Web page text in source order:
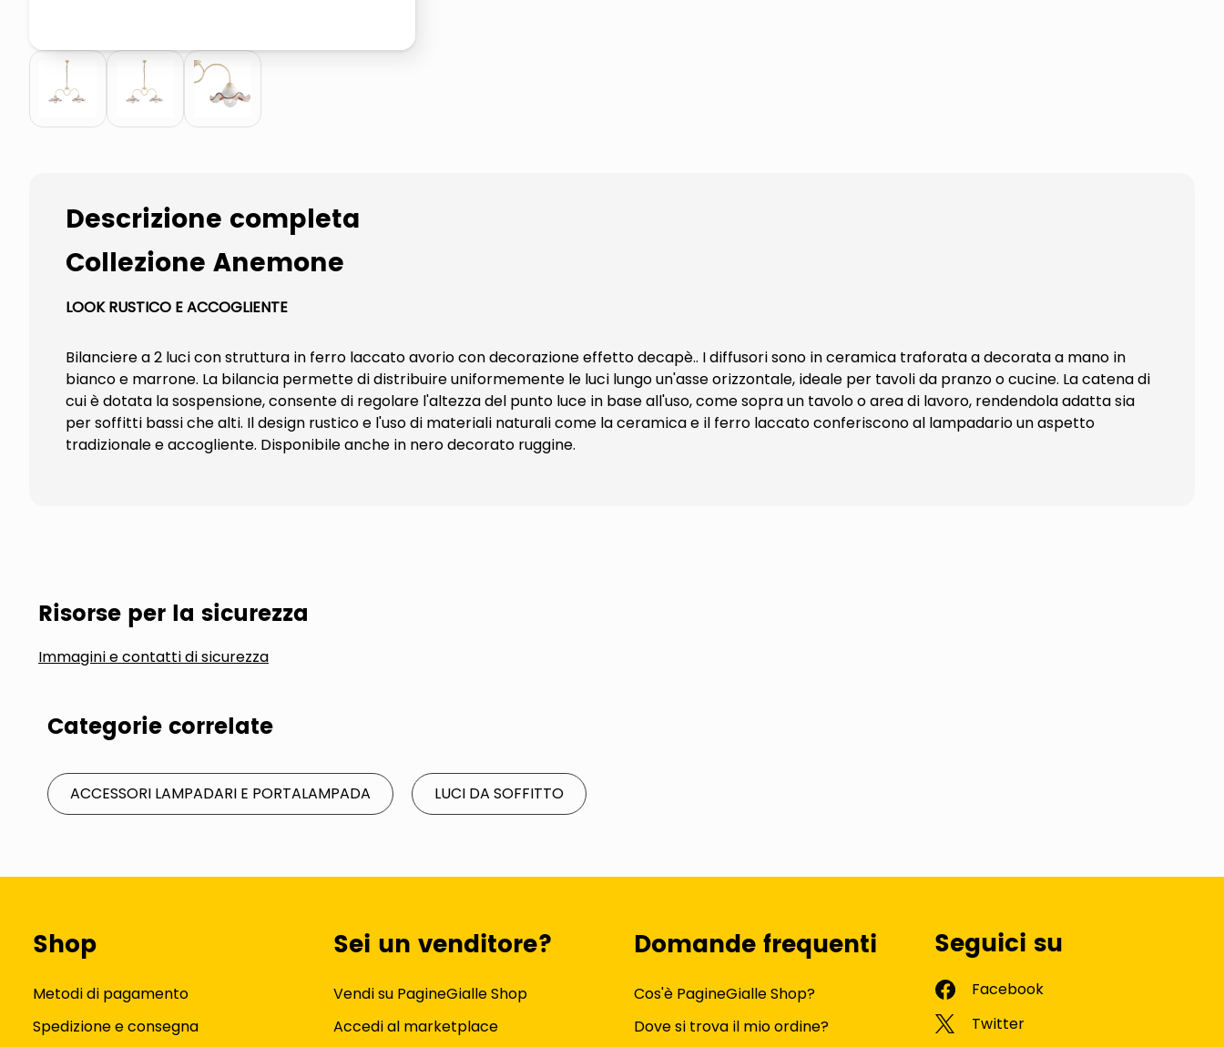
Descrizione completa
Collezione Anemone
LOOK RUSTICO E ACCOGLIENTE
Bilanciere a 2 luci con struttura in ferro laccato avorio con decorazione effetto decapè.. I diffusori sono in ceramica traforata a decorata a mano in
bianco e marrone. La bilancia permette di distribuire uniformemente le luci lungo un'asse orizzontale, ideale per tavoli da pranzo o cucine. La catena di
cui è dotata la sospensione, consente di regolare l'altezza del punto luce in base all'uso, come sopra un tavolo o area di lavoro, rendendola adatta sia
per soffitti bassi che alti. Il design rustico e l'uso di materiali naturali come la ceramica e il ferro laccato conferiscono al lampadario un aspetto
tradizionale e accogliente. Disponibile anche in nero decorato ruggine.
Risorse per la sicurezza
Immagini e contatti di sicurezza
Categorie correlate
ACCESSORI LAMPADARI E PORTALAMPADA LUCI DA SOFFITTO
Shop
Metodi di pagamento
Spedizione e consegna
Sei un venditore?
Vendi su PagineGialle Shop
Accedi al marketplace
Domande frequenti
Cos'è PagineGialle Shop?
Dove si trova il mio ordine?
Seguici su